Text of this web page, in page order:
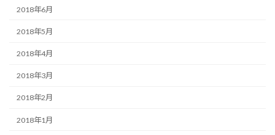
2018年6月
2018年5月
2018年4月
2018年3月
2018年2月
2018年1月